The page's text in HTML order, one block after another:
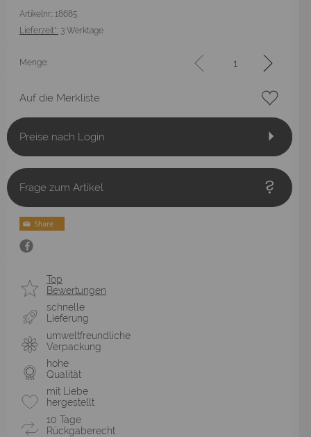
Artikelnr.: 18685
Lieferzeit*: 3 Werktage
Menge:
Auf die Merkliste
Preise nach Login
Frage zum Artikel
Top
Bewertungen
schnelle
Lieferung
umweltfreundliche
Verpackung
hohe
Qualität
mit Liebe
hergestellt
10 Tage
Rückgaberecht